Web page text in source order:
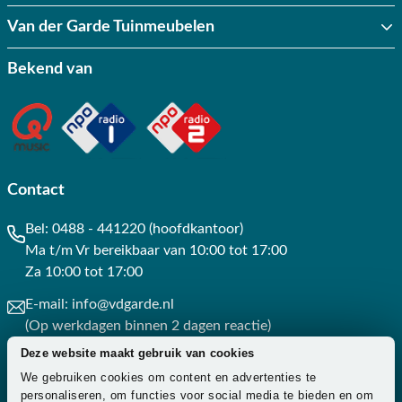
Deze website maakt gebruik van cookies
We gebruiken cookies om content en advertenties te
personaliseren, om functies voor social media te bieden en om
Van der Garde Tuinmeubelen
Bekend van
Contact
Bel: 0488 - 441220 (hoofdkantoor)
Ma t/m Vr bereikbaar van 10:00 tot 17:00
Za 10:00 tot 17:00
E-mail: info@vdgarde.nl
(Op werkdagen binnen 2 dagen reactie)
Whatsapp: 0488441220
(Op werkdagen binnen 3 uur reactie)